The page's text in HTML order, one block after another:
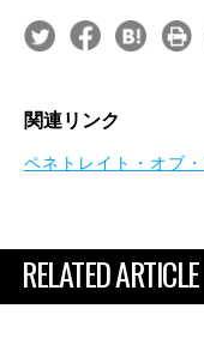
関連リンク
ペネトレイト・オブ
RELATED ARTICLE